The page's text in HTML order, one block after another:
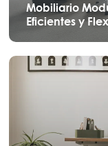
Mobiliario
Eficientes y